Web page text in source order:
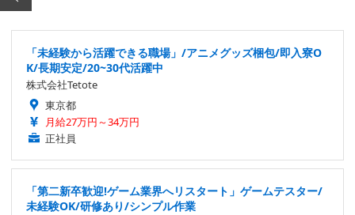
「未経験から活躍できる職場」/アニメグッズ梱包/即入寮O
K/長期安定/20~30代活躍中
株式会社Tetote
東京都
月給27万円～34万円
正社員
「第二新卒歓迎!ゲーム業界へリスタート」ゲームテスター/
未経験OK/研修あり/シンプル作業